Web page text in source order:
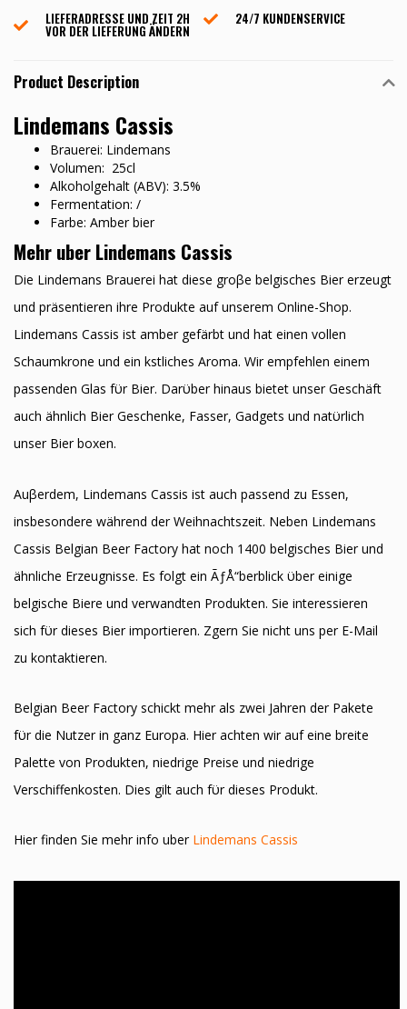
LIEFERADRESSE UND ZEIT 2H
VOR DER LIEFERUNG ÄNDERN
24/7 KUNDENSERVICE
Product Description
Lindemans Cassis
Brauerei: Lindemans
Volumen: 25cl
Alkoholgehalt (ABV): 3.5%
Fermentation: /
Farbe: Amber bier
Mehr uber Lindemans Cassis
Die Lindemans Brauerei hat diese groβe belgisches Bier erzeugt
und präsentieren ihre Produkte auf unserem Online-Shop.
Lindemans Cassis ist amber gefärbt und hat einen vollen
Schaumkrone und ein kӧstliches Aroma. Wir empfehlen einem
passenden Glas fϋr Bier. Darϋber hinaus bietet unser Geschäft
auch ähnlich Bier Geschenke, Fasser, Gadgets und natϋrlich
unser Bier boxen.
Auβerdem, Lindemans Cassis ist auch passend zu Essen,
insbesondere während der Weihnachtszeit. Neben Lindemans
Cassis Belgian Beer Factory hat noch 1400 belgisches Bier und
ähnliche Erzeugnisse. Es folgt ein ÃƒÅ“berblick ϋber einige
belgische Biere und verwandten Produkten. Sie interessieren
sich fϋr dieses Bier importieren. Zӧgern Sie nicht uns per E-Mail
zu kontaktieren.
Belgian Beer Factory schickt mehr als zwei Jahren der Pakete
fϋr die Nutzer in ganz Europa. Hier achten wir auf eine breite
Palette von Produkten, niedrige Preise und niedrige
Verschiffenkosten. Dies gilt auch fϋr dieses Produkt.
Hier finden Sie mehr info uber Lindemans Cassis